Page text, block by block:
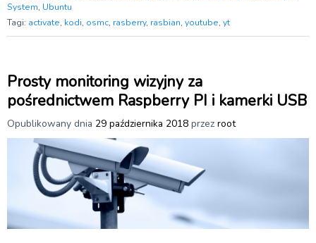
System, Ubuntu
Tagi: activate, kodi, osmc, rasberry, rasbian, youtube, yt
Prosty monitoring wizyjny za
pośrednictwem Raspberry PI i kamerki USB
Opublikowany dnia 29 października 2018 przez root